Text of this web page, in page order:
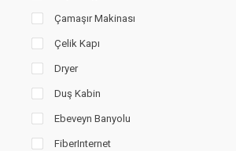
Çamaşır Makinası
Çelik Kapı
Dryer
Duş Kabin
Ebeveyn Banyolu
FiberInternet